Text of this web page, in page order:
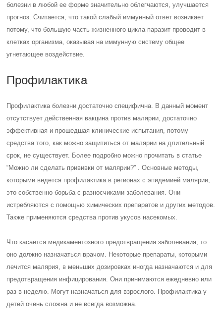
болезни в любой ее форме значительно облегчаются, улучшается
прогноз. Считается, что такой слабый иммунный ответ возникает
потому, что большую часть жизненного цикла паразит проводит в
клетках организма, оказывая на иммунную систему общее
угнетающее воздействие.
Профилактика
Профилактика болезни достаточно специфична. В данный момент
отсутствует действенная вакцина против малярии, достаточно
эффективная и прошедшая клинические испытания, потому
средства того, как можно защититься от малярии на длительный
срок, не существует. Более подробно можно прочитать в статье
“Можно ли сделать прививки от малярии?” . Основные методы,
которыми ведется профилактика в регионах с эпидемией малярии,
это собственно борьба с разносчиками заболевания. Они
истребляются с помощью химических препаратов и других методов.
Также применяются средства против укусов насекомых.
Что касается медикаментозного предотвращения заболевания, то
оно должно назначаться врачом. Некоторые препараты, которыми
лечится малярия, в меньших дозировках иногда назначаются и для
предотвращения инфицирования. Они принимаются ежедневно или
раз в неделю. Могут назначаться для взрослого. Профилактика у
детей очень сложна и не всегда возможна.